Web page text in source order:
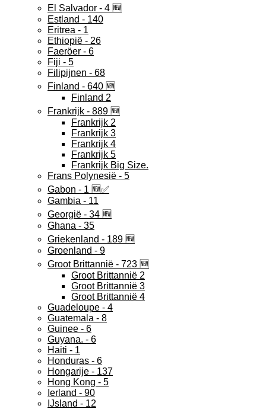
El Salvador - 4 🆕
Estland - 140
Eritrea - 1
Ethiopië - 26
Faeröer - 6
Fiji - 5
Filipijnen - 68
Finland - 640 🆕
Finland 2
Frankrijk - 889 🆕
Frankrijk 2
Frankrijk 3
Frankrijk 4
Frankrijk 5
Frankrijk Big Size.
Frans Polynesië - 5
Gabon - 1 🆕✅
Gambia - 11
Georgië - 34 🆕
Ghana - 35
Griekenland - 189 🆕
Groenland - 9
Groot Brittannië - 723 🆕
Groot Brittannië 2
Groot Brittannië 3
Groot Brittannië 4
Guadeloupe - 4
Guatemala - 8
Guinee - 6
Guyana. - 6
Haiti - 1
Honduras - 6
Hongarije - 137
Hong Kong - 5
Ierland - 90
IJsland - 12